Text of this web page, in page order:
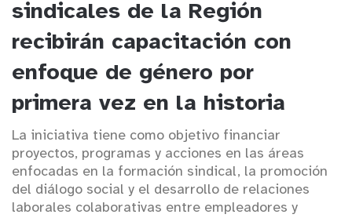
sindicales de la Región
recibirán capacitación con
enfoque de género por
primera vez en la historia
La iniciativa tiene como objetivo financiar
proyectos, programas y acciones en las áreas
enfocadas en la formación sindical, la promoción
del diálogo social y el desarrollo de relaciones
laborales colaborativas entre empleadores y